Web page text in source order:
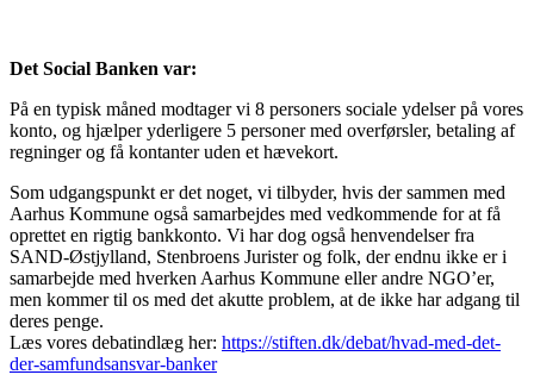
Det Social Banken var:
På en typisk måned modtager vi 8 personers sociale ydelser på vores
konto, og hjælper yderligere 5 personer med overførsler, betaling af
regninger og få kontanter uden et hævekort.
Som udgangspunkt er det noget, vi tilbyder, hvis der sammen med
Aarhus Kommune også samarbejdes med vedkommende for at få
oprettet en rigtig bankkonto. Vi har dog også henvendelser fra
SAND-Østjylland, Stenbroens Jurister og folk, der endnu ikke er i
samarbejde med hverken Aarhus Kommune eller andre NGO’er,
men kommer til os med det akutte problem, at de ikke har adgang til
deres penge.
Læs vores debatindlæg her: https://stiften.dk/debat/hvad-med-det-
der-samfundsansvar-banker